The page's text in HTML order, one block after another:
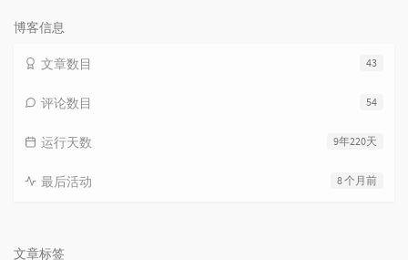
博客信息
43
文章数目
54
评论数目
9年220天
运行天数
8 个月前
最后活动
文章标签